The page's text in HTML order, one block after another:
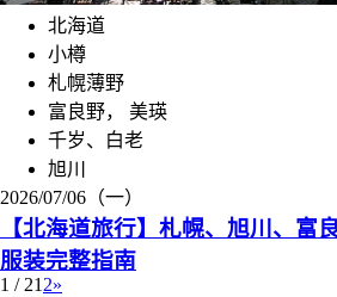
北海道
小樽
札幌薄野
富良野， 美瑛
千岁、白老
旭川
2026/07/06（一）
【北海道旅行】札幌、旭川、富
服装完整指南
1 / 21 2»